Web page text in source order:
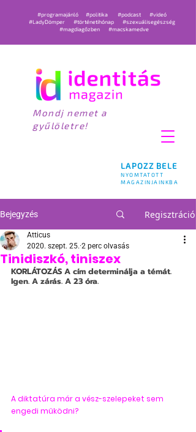
LAPOZZ BELE
NYOMTATOTT
MAGAZINJAINKBA
#programajánló #politika #podcast
#videó
#LadyDömper
#történetihónap
#szexuálisegészség
#magdiagőzben
#macskamedve
Mondj nemet a
gyűlöletre!
Bejegyzés Regisztráció
Tinidiszkó, tiniszex
Atticus
2020. szept. 25. 2 perc olvasás
KORLÁTOZÁS A cím determinálja a témát.
Igen. A zárás. A 23 óra.
A diktatúra már a vész-szelepeket sem
engedi működni?